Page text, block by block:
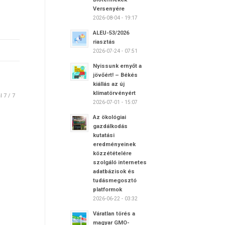
7 / 7
Versenyére
2026-08-04 - 19:17
ALEU-53/2026
riasztás
2026-07-24 - 07:51
Nyissunk ernyőt a
jövőért! – Békés
kiállás az új
klímatörvényért
2026-07-01 - 15:07
Az ökológiai
gazdálkodás
kutatási
eredményeinek
közzétételére
szolgáló internetes
adatbázisok és
tudásmegosztó
platformok
2026-06-22 - 03:32
Váratlan törés a
magyar GMO-